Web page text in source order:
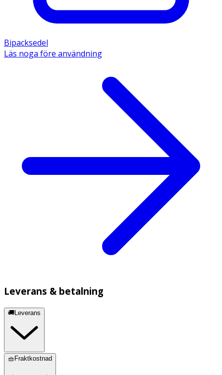
Bipacksedel
Läs noga före användning
Leverans & betalning
🚚Leverans
🧺Fraktkostnad